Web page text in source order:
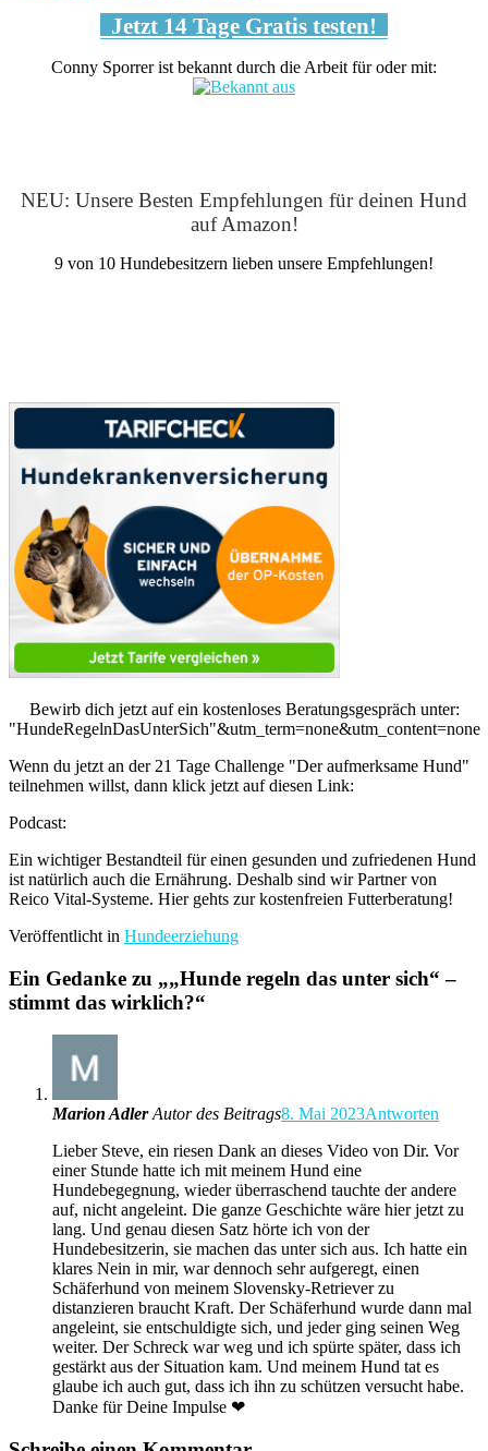
Jetzt 14 Tage Gratis testen!
Conny Sporrer ist bekannt durch die Arbeit für oder mit:
NEU: Unsere Besten Empfehlungen für deinen Hund
auf Amazon!
9 von 10 Hundebesitzern lieben unsere Empfehlungen!
Bewirb dich jetzt auf ein kostenloses Beratungsgespräch unter:
"HundeRegelnDasUnterSich"&utm_term=none&utm_content=none
Wenn du jetzt an der 21 Tage Challenge "Der aufmerksame Hund"
teilnehmen willst, dann klick jetzt auf diesen Link:
Podcast:
Ein wichtiger Bestandteil für einen gesunden und zufriedenen Hund
ist natürlich auch die Ernährung. Deshalb sind wir Partner von
Reico Vital-Systeme. Hier gehts zur kostenfreien Futterberatung!
Veröffentlicht in Hundeerziehung
Ein Gedanke zu „„Hunde regeln das unter sich“ –
stimmt das wirklich?“
Marion Adler Autor des Beitrags8. Mai 2023Antworten
Lieber Steve, ein riesen Dank an dieses Video von Dir. Vor
einer Stunde hatte ich mit meinem Hund eine
Hundebegegnung, wieder überraschend tauchte der andere
auf, nicht angeleint. Die ganze Geschichte wäre hier jetzt zu
lang. Und genau diesen Satz hörte ich von der
Hundebesitzerin, sie machen das unter sich aus. Ich hatte ein
klares Nein in mir, war dennoch sehr aufgeregt, einen
Schäferhund von meinem Slovensky-Retriever zu
distanzieren braucht Kraft. Der Schäferhund wurde dann mal
angeleint, sie entschuldigte sich, und jeder ging seinen Weg
weiter. Der Schreck war weg und ich spürte später, dass ich
gestärkt aus der Situation kam. Und meinem Hund tat es
glaube ich auch gut, dass ich ihn zu schützen versucht habe.
Danke für Deine Impulse ❤